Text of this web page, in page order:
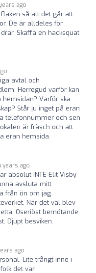
ago
så att det går att
De är alldeles för
Skaffa en hacksquat
avtal och
Herregud varför kan
Varför ska
Står ju inget på eran
telefonnummer och sen
är fräsch och att
eran hemsida.
years ago
absolut INTE Elit Visby
avsluta mitt
från ön om jag
När det väl blev
Oseriöst bemötande
Djupt besviken.
ago
Lite trångt inne i
det var.